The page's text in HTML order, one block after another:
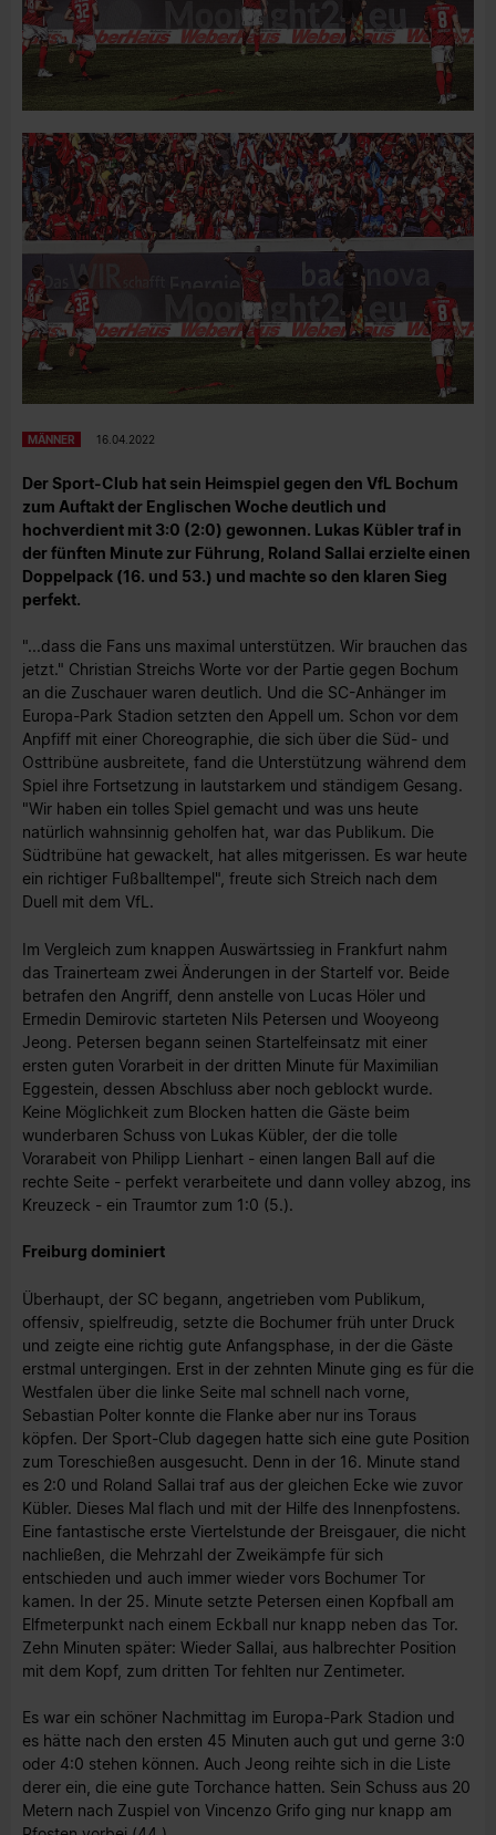
MÄNNER 16.04.2022
Der Sport-Club hat sein Heimspiel gegen den VfL Bochum
zum Auftakt der Englischen Woche deutlich und
hochverdient mit 3:0 (2:0) gewonnen. Lukas Kübler traf in
der fünften Minute zur Führung, Roland Sallai erzielte einen
Doppelpack (16. und 53.) und machte so den klaren Sieg
perfekt.
"...dass die Fans uns maximal unterstützen. Wir brauchen das
jetzt." Christian Streichs Worte vor der Partie gegen Bochum
an die Zuschauer waren deutlich. Und die SC-Anhänger im
Europa-Park Stadion setzten den Appell um. Schon vor dem
Anpfiff mit einer Choreographie, die sich über die Süd- und
Osttribüne ausbreitete, fand die Unterstützung während dem
Spiel ihre Fortsetzung in lautstarkem und ständigem Gesang.
"Wir haben ein tolles Spiel gemacht und was uns heute
natürlich wahnsinnig geholfen hat, war das Publikum. Die
Südtribüne hat gewackelt, hat alles mitgerissen. Es war heute
ein richtiger Fußballtempel", freute sich Streich nach dem
Duell mit dem VfL.
Im Vergleich zum knappen Auswärtssieg in Frankfurt nahm
das Trainerteam zwei Änderungen in der Startelf vor. Beide
betrafen den Angriff, denn anstelle von Lucas Höler und
Ermedin Demirovic starteten Nils Petersen und Wooyeong
Jeong. Petersen begann seinen Startelfeinsatz mit einer
ersten guten Vorarbeit in der dritten Minute für Maximilian
Eggestein, dessen Abschluss aber noch geblockt wurde.
Keine Möglichkeit zum Blocken hatten die Gäste beim
wunderbaren Schuss von Lukas Kübler, der die tolle
Vorarabeit von Philipp Lienhart - einen langen Ball auf die
rechte Seite - perfekt verarbeitete und dann volley abzog, ins
Kreuzeck - ein Traumtor zum 1:0 (5.).
Freiburg dominiert
Überhaupt, der SC begann, angetrieben vom Publikum,
offensiv, spielfreudig, setzte die Bochumer früh unter Druck
und zeigte eine richtig gute Anfangsphase, in der die Gäste
erstmal untergingen. Erst in der zehnten Minute ging es für die
Westfalen über die linke Seite mal schnell nach vorne,
Sebastian Polter konnte die Flanke aber nur ins Toraus
köpfen. Der Sport-Club dagegen hatte sich eine gute Position
zum Toreschießen ausgesucht. Denn in der 16. Minute stand
es 2:0 und Roland Sallai traf aus der gleichen Ecke wie zuvor
Kübler. Dieses Mal flach und mit der Hilfe des Innenpfostens.
Eine fantastische erste Viertelstunde der Breisgauer, die nicht
nachließen, die Mehrzahl der Zweikämpfe für sich
entschieden und auch immer wieder vors Bochumer Tor
kamen. In der 25. Minute setzte Petersen einen Kopfball am
Elfmeterpunkt nach einem Eckball nur knapp neben das Tor.
Zehn Minuten später: Wieder Sallai, aus halbrechter Position
mit dem Kopf, zum dritten Tor fehlten nur Zentimeter.
Es war ein schöner Nachmittag im Europa-Park Stadion und
es hätte nach den ersten 45 Minuten auch gut und gerne 3:0
oder 4:0 stehen können. Auch Jeong reihte sich in die Liste
derer ein, die eine gute Torchance hatten. Sein Schuss aus 20
Metern nach Zuspiel von Vincenzo Grifo ging nur knapp am